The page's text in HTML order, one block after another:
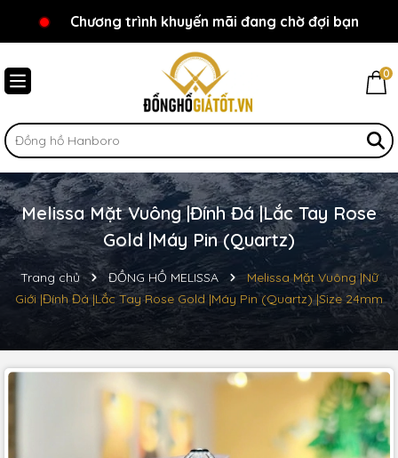
Chào mừng bạn đến với Đồnghồgiátốt.vn!
Chương trình khuyến mãi đang chờ đợi bạn
0
Melissa Mặt Vuông |Đính Đá |Lắc Tay Rose
Gold |Máy Pin (Quartz)
Trang chủ ĐỒNG HỒ MELISSA
Melissa Mặt Vuông |Nữ
Giới |Đính Đá |Lắc Tay Rose Gold |Máy Pin (Quartz) |Size 24mm